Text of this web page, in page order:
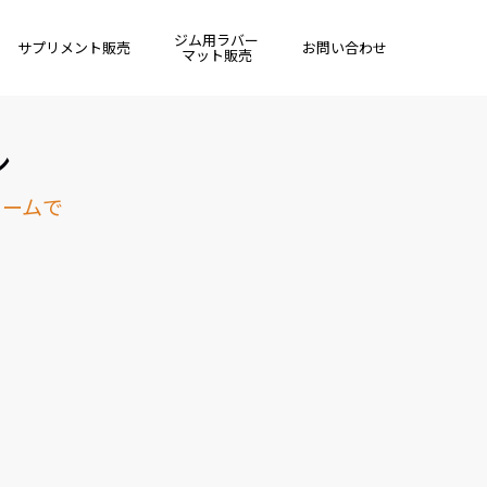
サプリメント販売 ジム用ラバー
マット販売 お問い合わせ
ムで